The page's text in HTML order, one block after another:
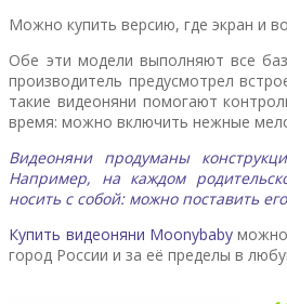
Можно купить версию, где экран и
Обе эти модели выполняют все
производитель предусмотрел
такие видеоняни помогают
время: можно включить нежные
Видеоняни продуманы
Например, на каждом
носить с собой: можно поставить
Купить видеоняни Moonybaby можно
город России и за её пределы в